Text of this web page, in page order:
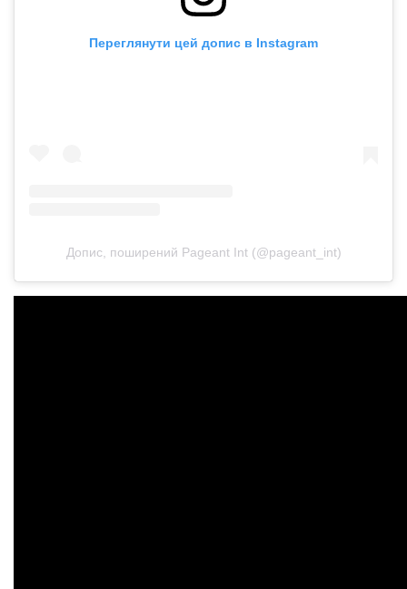
Переглянути цей допис в Instagram
Допис, поширений Pageant Int (@pageant_int)